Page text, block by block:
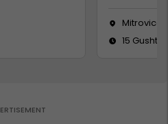
Mitrovicë
15 Gusht